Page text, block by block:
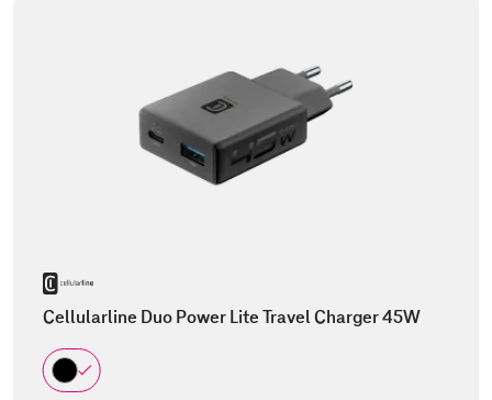
Cellularline Duo Power Lite Travel Charger 45W